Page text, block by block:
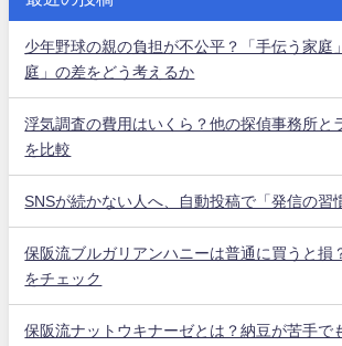
少年野球の親の負担が不公平？「手伝う家庭
庭」の差をどう考えるか
浮気調査の費用はいくら？他の探偵事務所と
を比較
SNSが続かない人へ、自動投稿で「発信の習
保阪流ブルガリアンハニーは普通に買うと損
をチェック
保阪流ナットウキナーゼとは？納豆が苦手で